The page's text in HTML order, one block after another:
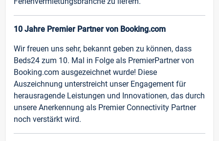
10 Jahre Premier Partner von Booking.com
Wir freuen uns sehr, bekannt geben zu können, dass
Beds24 zum 10. Mal in Folge als PremierPartner von
Booking.com ausgezeichnet wurde! Diese
Auszeichnung unterstreicht unser Engagement für
herausragende Leistungen und Innovationen, das durch
unsere Anerkennung als Premier Connectivity Partner
noch verstärkt wird.